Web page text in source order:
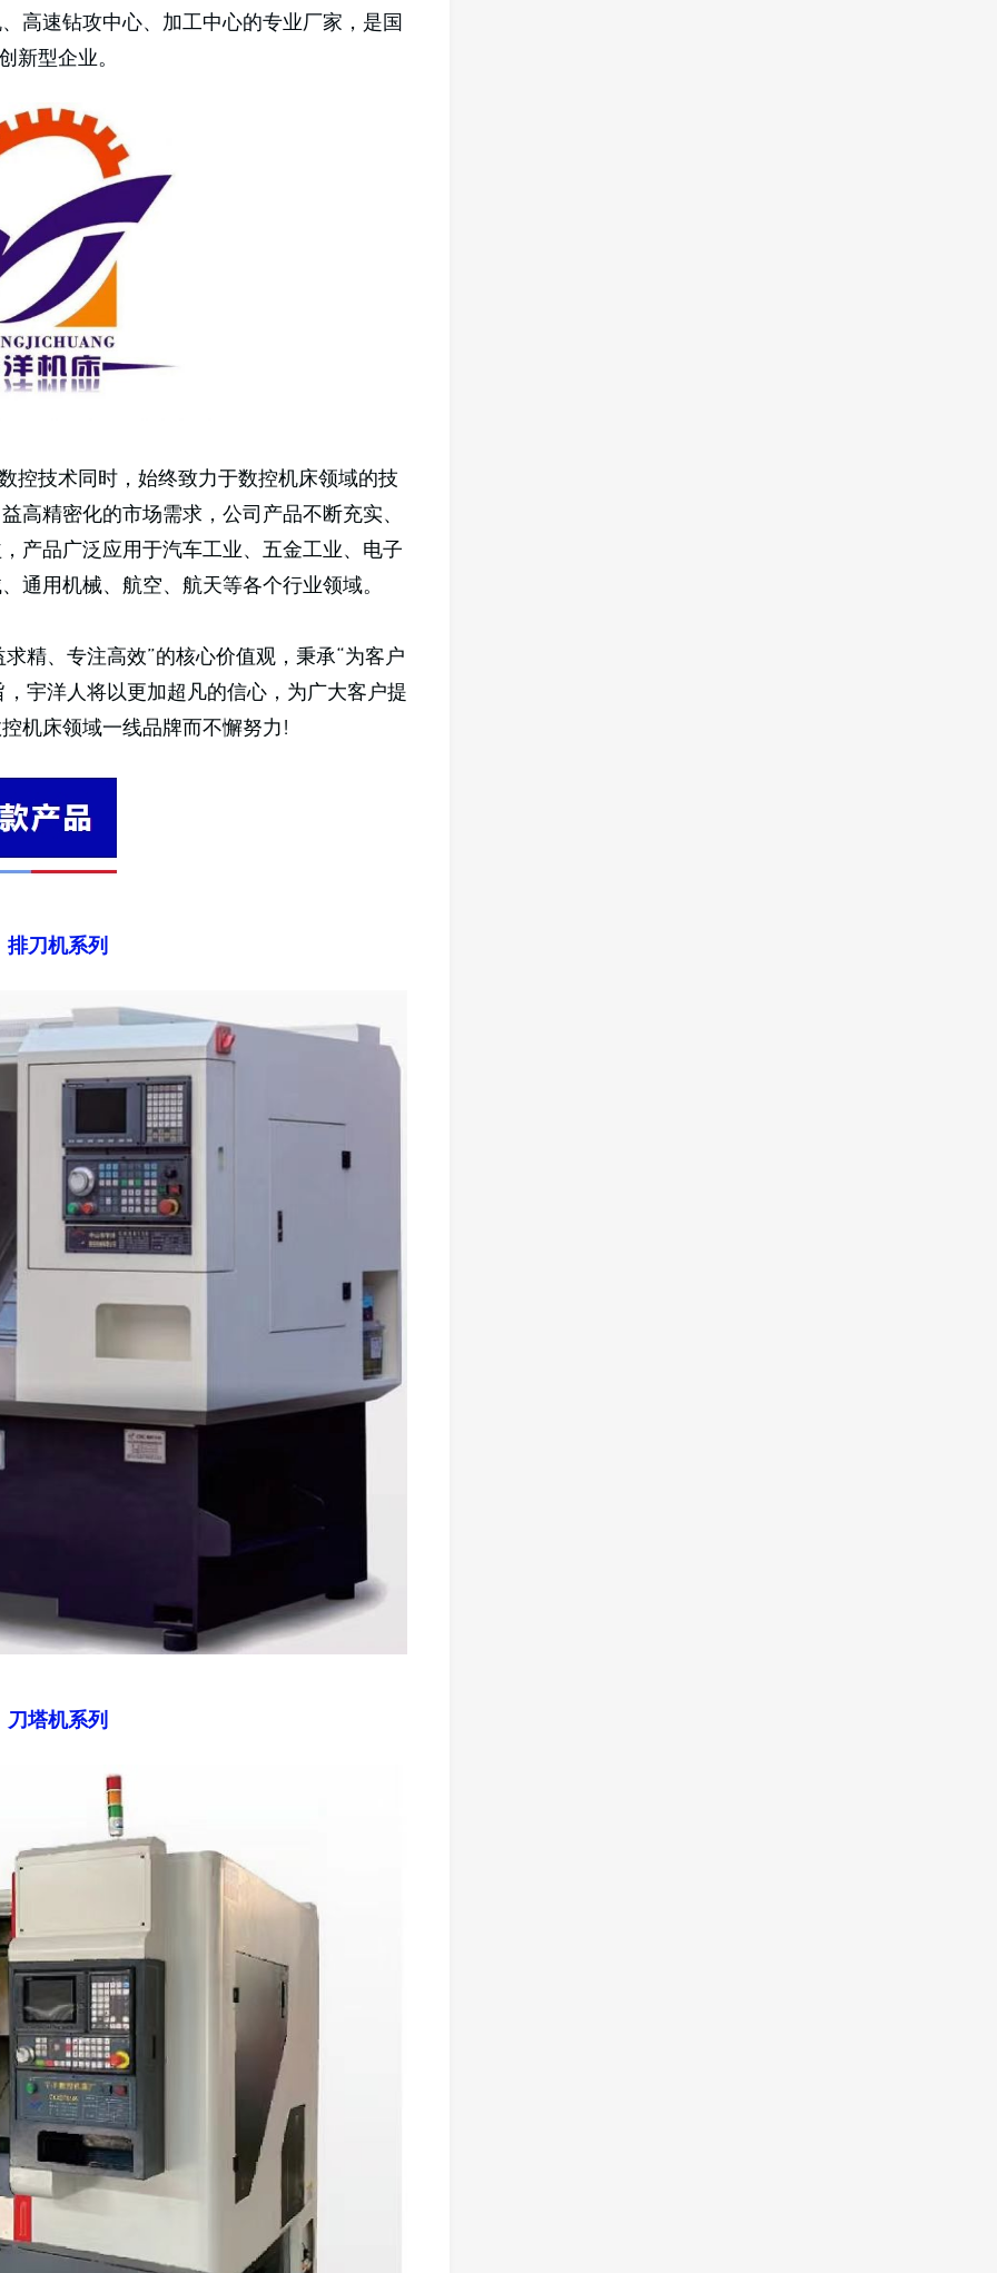
高速钻攻中心、加工中心的专业厂家，是国
新型企业。
控技术同时，始终致力于数控机床领域的技
高精密化的市场需求，公司产品不断充实、
产品广泛应用于汽车工业、五金工业、电子
通用机械、航空、航天等各个行业领域。
精、专注高效”的核心价值观，秉承“为客户
宇洋人将以更加超凡的信心，为广大客户提
机床领域一线品牌而不懈努力!
排刀机系列
刀塔机系列